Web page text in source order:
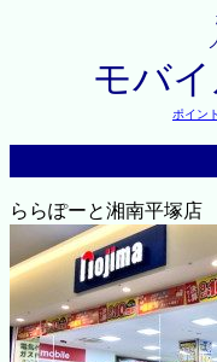
モバ
ポイント
ららぽーと湘南平塚店